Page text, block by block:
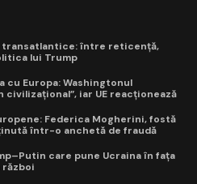
transatlantice: între reticență,
lui Trump
cu Europa: Washingtonul
iar UE reacționează
Federica Mogherini, fostă
într-o anchetă de fraudă
care pune Ucraina în fața